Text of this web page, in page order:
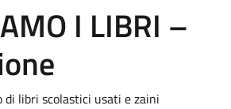
I LIBRI –
di libri scolastici usati e zaini